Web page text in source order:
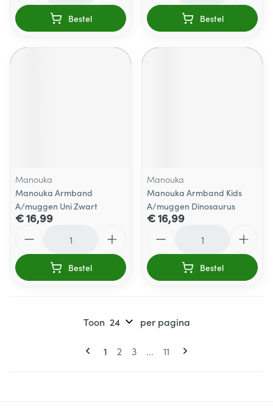
Bestel Bestel
Manouka
Manouka Armband
A/muggen Uni Zwart
€ 16,99
Bestel
Manouka
Manouka Armband Kids
A/muggen Dinosaurus
€ 16,99
Bestel
Pagina's
U lees momenteel pagina
1 Pagina
2 Pagina
3 ... Pagina
11
Toon per pagina